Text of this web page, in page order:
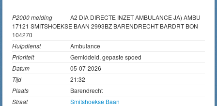
P2000 melding
A2 DIA DIRECTE INZET AMBULANCE JA) AMBU
17121 SMITSHOEKSE BAAN 2993BZ BARENDRECHT BARDRT BON
104270
Hulpdienst
Ambulance
Prioriteit
Gemiddeld, gepaste spoed
Datum
05-07-2026
Tijd
21:32
Plaats
Barendrecht
Straat
Smitshoekse Baan